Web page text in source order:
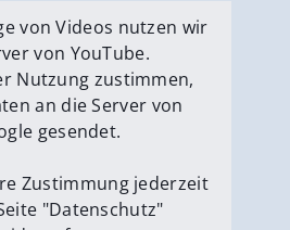
von Videos nutzen wir
von YouTube.
Nutzung zustimmen,
an die Server von
gesendet.
Zustimmung jederzeit
"Datenschutz"